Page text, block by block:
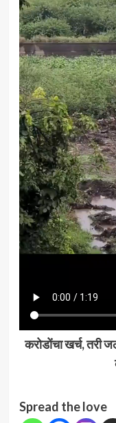
करोडोंचा खर्च, तरी
Spread the love